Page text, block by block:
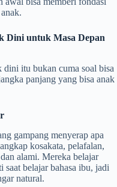
Dini untuk Masa Depan
dini itu bukan cuma soal bisa
panjang yang bisa anak
gampang menyerap apa
kosakata, pelafalan,
alami. Mereka belajar
saat belajar bahasa ibu, jadi
natural.